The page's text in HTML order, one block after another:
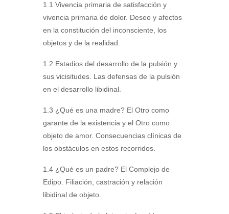
1.1 Vivencia primaria de satisfacción y
vivencia primaria de dolor. Deseo y afectos
en la constitución del inconsciente, los
objetos y de la realidad.
1.2 Estadios del desarrollo de la pulsión y
sus vicisitudes. Las defensas de la pulsión
en el desarrollo libidinal.
1.3 ¿Qué es una madre? El Otro como
garante de la existencia y el Otro como
objeto de amor. Consecuencias clínicas de
los obstáculos en estos recorridos.
1.4 ¿Qué es un padre? El Complejo de
Edipo. Filiación, castración y relación
libidinal de objeto.